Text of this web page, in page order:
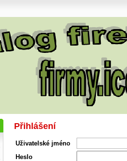
Přihlášení
Uživatelské jméno
Heslo